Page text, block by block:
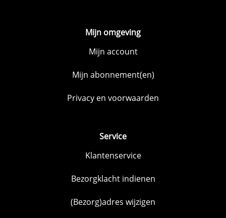
Mijn omgeving
Mijn account
Mijn abonnement(en)
Privacy en voorwaarden
Service
Klantenservice
Bezorgklacht indienen
(Bezorg)adres wijzigen